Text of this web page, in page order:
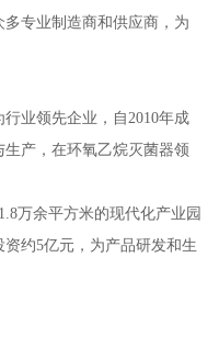
专业制造商和供应商，为
业领先企业，自2010年成
产，在环氧乙烷灭菌器领
万余平方米的现代化产业园
约5亿元，为产品研发和生